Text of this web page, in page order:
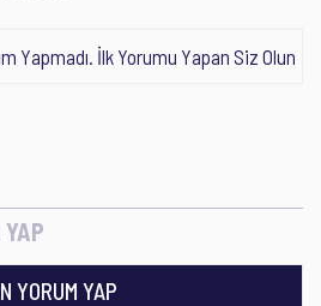
Yapmadı. İlk Yorumu Yapan Siz Olun
YAP
YORUM YAP